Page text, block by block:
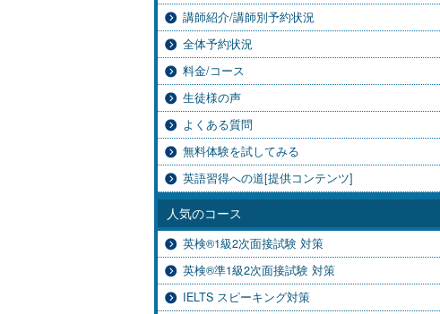
講師紹介/講師別予約状況
全体予約状況
料金/コース
生徒様の声
よくある質問
無料体験を試してみる
英語習得への道[提供コンテンツ]
人気のコース
英検®1級2次面接試験 対策
英検®準1級2次面接試験 対策
IELTS スピーキング対策